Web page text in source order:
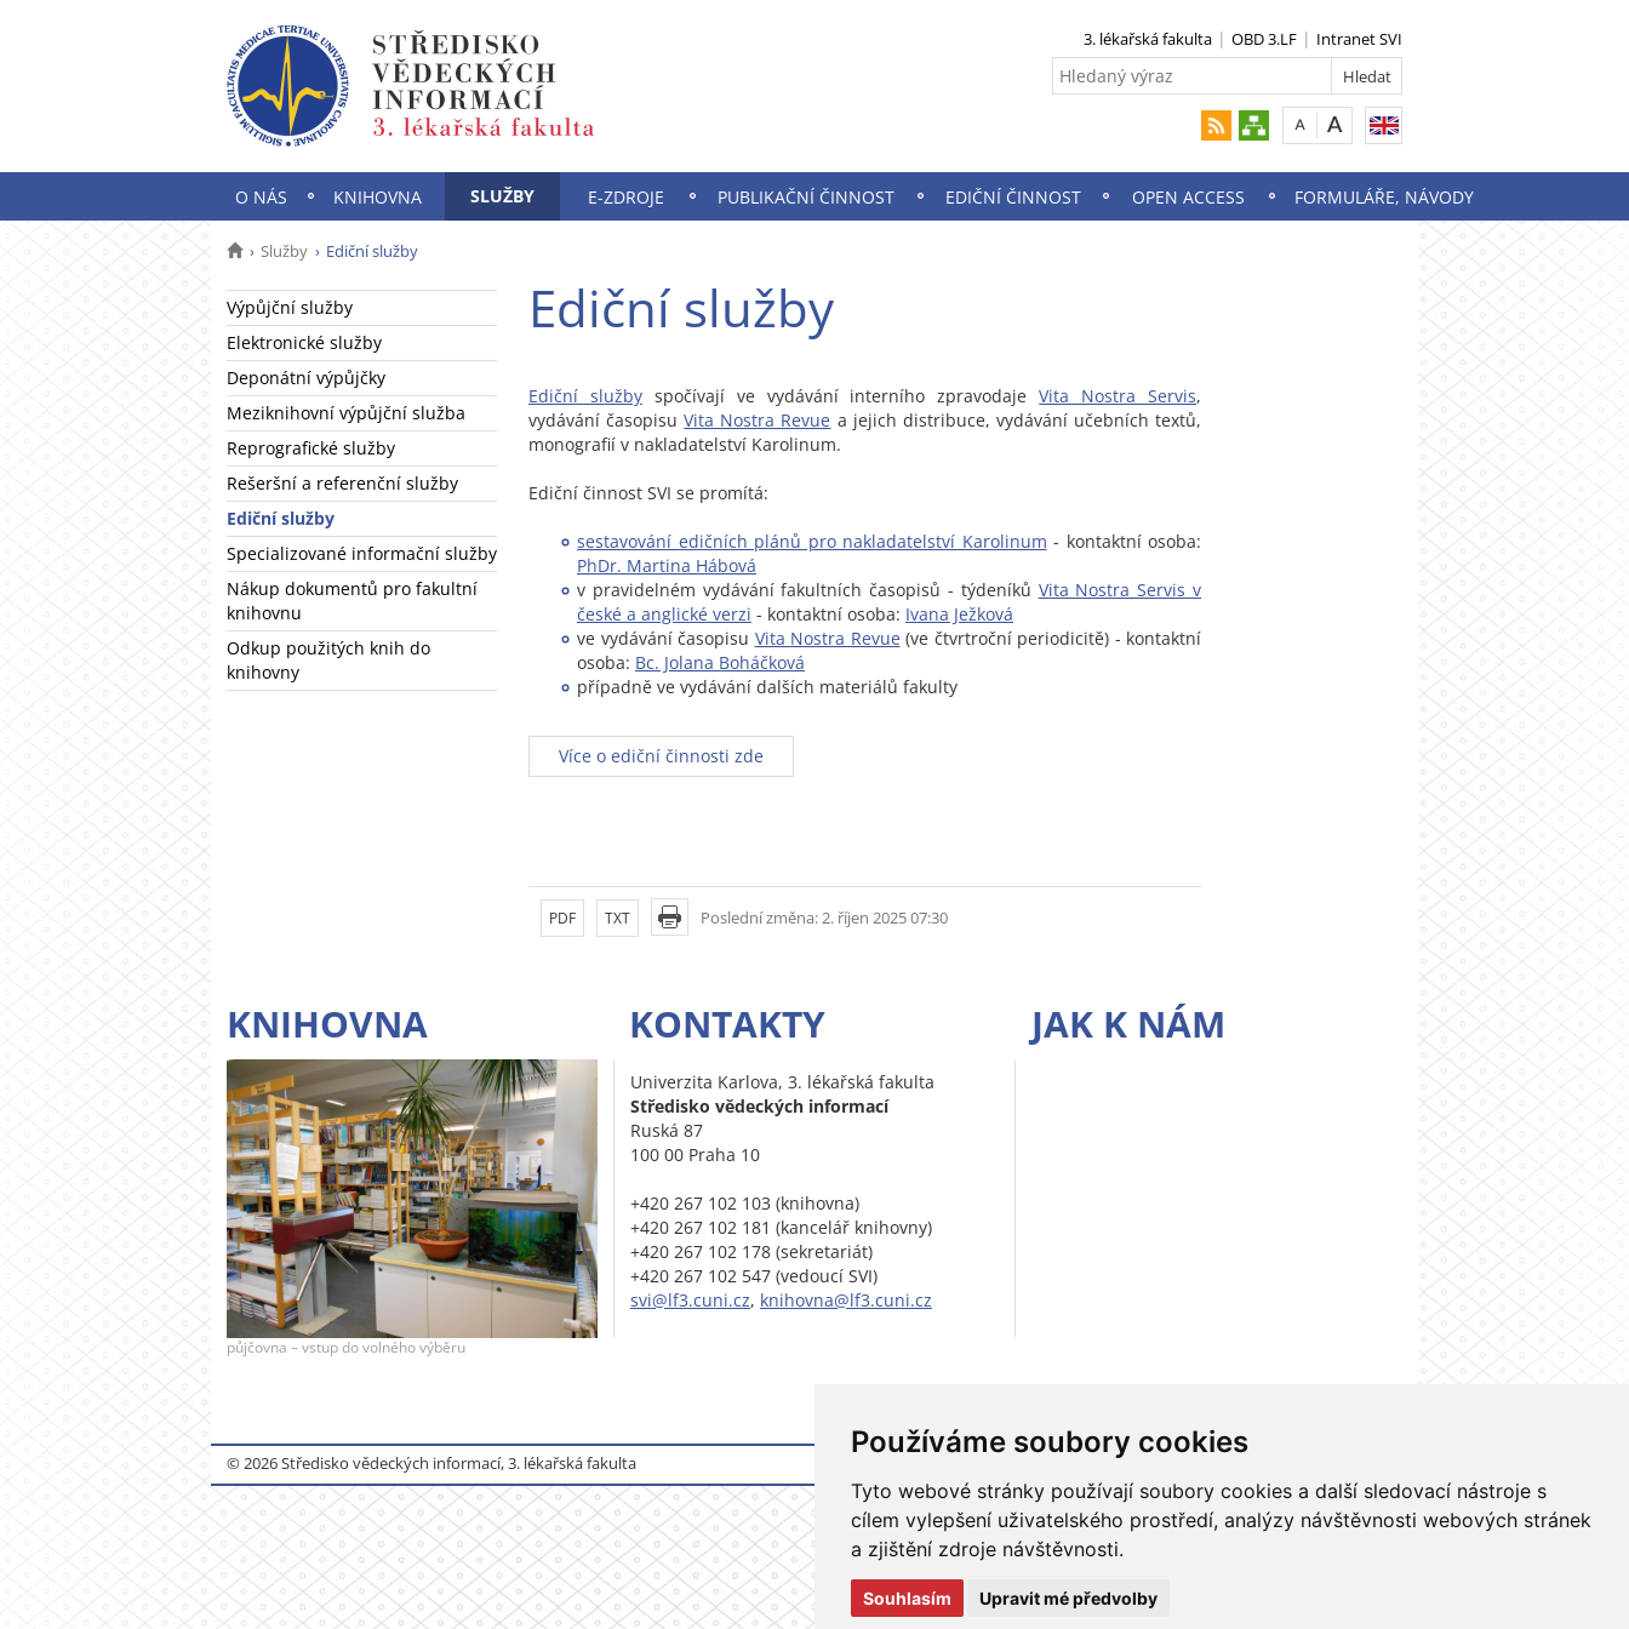
Používáme soubory cookies
Tyto webové stránky používají soubory cookies a další sledovací nástroje s
cílem vylepšení uživatelského prostředí, analýzy návštěvnosti webových stránek
a zjištění zdroje návštěvnosti.
Souhlasím Upravit mé předvolby
3. lékařská fakulta OBD 3.LF Intranet SVI
O NÁS KNIHOVNA SLUŽBY E-ZDROJE PUBLIKAČNÍ ČINNOST EDIČNÍ ČINNOST OPEN ACCESS FORMULÁŘE, NÁVODY
Služby Ediční služby
Výpůjční služby
Elektronické služby
Deponátní výpůjčky
Meziknihovní výpůjční služba
Reprografické služby
Rešeršní a referenční služby
Ediční služby
Specializované informační služby
Nákup dokumentů pro fakultní
knihovnu
Odkup použitých knih do
knihovny
Ediční služby
Ediční službyspočívají ve vydávání interního zpravodajeVita Nostra Servis,
vydávání časopisuVita Nostra Revue a jejich distribuce, vydávání učebních textů,
monografií v nakladatelství Karolinum.
Ediční činnost SVI se promítá:
sestavování edičních plánů pro nakladatelství Karolinum - kontaktní osoba:
PhDr. Martina Hábová
v pravidelném vydávání fakultních časopisů - týdeníků Vita Nostra Servis v
české a anglické verzi - kontaktní osoba: Ivana Ježková
ve vydávání časopisu Vita Nostra Revue (ve čtvrtroční periodicitě) - kontaktní
osoba: Bc. Jolana Boháčková
případně ve vydávání dalších materiálů fakulty
Více o ediční činnosti zde
Poslední změna: 2. říjen 2025 07:30
PDF TXT
KNIHOVNA
půjčovna – vstup do volného výběru
KONTAKTY
Univerzita Karlova, 3. lékařská fakulta
Středisko vědeckých informací
Ruská 87
100 00 Praha 10
+420 267 102 103 (knihovna)
+420 267 102 181 (kancelář knihovny)
+420 267 102 178 (sekretariát)
+420 267 102 547 (vedoucí SVI)
svi@lf3.cuni.cz, knihovna@lf3.cuni.cz
JAK K NÁM
© 2026 Středisko vědeckých informací, 3. lékařská fakulta